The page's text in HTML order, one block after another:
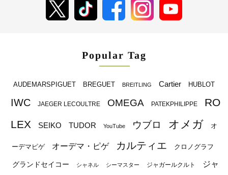
Popular Tag
AUDEMARSPIGUET BREGUET BREITLING Cartier HUBLOT
IWC JAEGER LECOULTRE OMEGA PATEKPHILIPPE
RO
LEX
SEIKO TUDOR YouTube ウブロ オメガ オ
ーデマピゲ オーデマ・ピゲ カルティエ クロノグラフ
グランドセイコー シャネル シーマスター ジャガールクルト
ジャ